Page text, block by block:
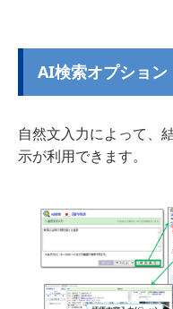
AI検索オプション
自然文入力によって、
示が利用できます。